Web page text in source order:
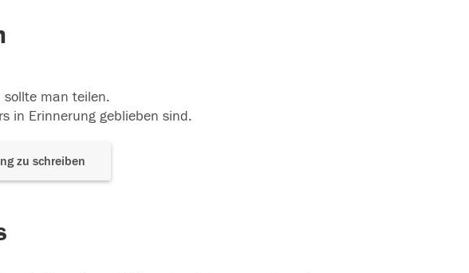
sollte man teilen.
in Erinnerung geblieben sind.
zu schreiben